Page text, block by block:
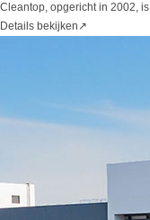
Cleantop, opgericht in 2002,
Details bekijken ↗